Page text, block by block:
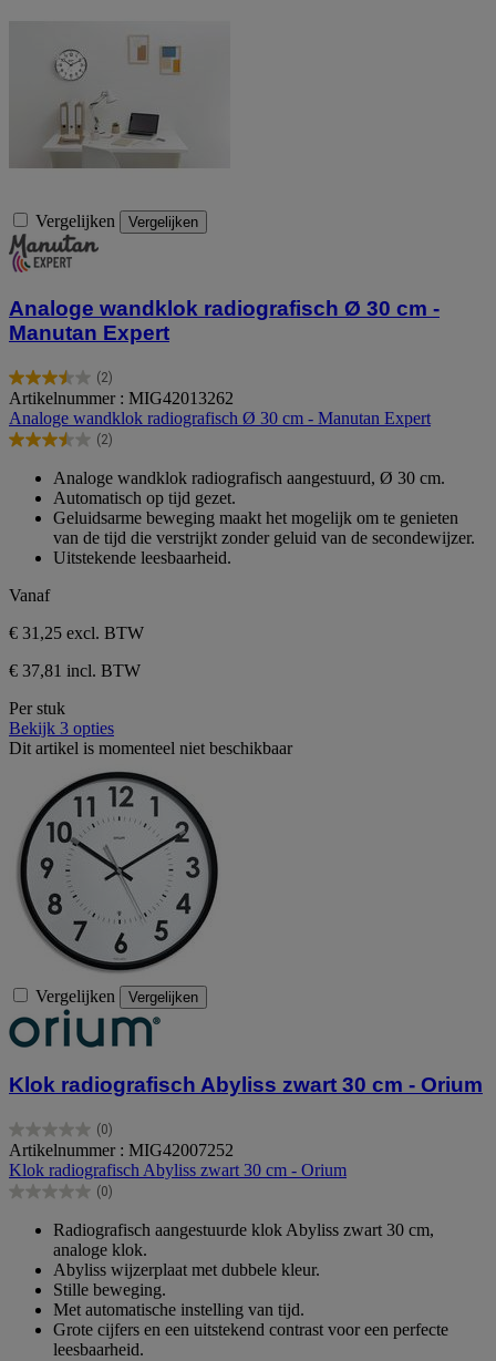
Vergelijken Vergelijken
Analoge wandklok radiografisch Ø 30 cm -
Manutan Expert
(2)
3.5
van
de
5
beoordelingen
Artikelnummer : MIG42013262
Analoge wandklok radiografisch Ø 30 cm - Manutan Expert
(2)
3.5
sterren.
beoordelingen
Analoge wandklok radiografisch aangestuurd, Ø 30 cm.
Automatisch op tijd gezet.
Geluidsarme beweging maakt het mogelijk om te genieten
van de tijd die verstrijkt zonder geluid van de secondewijzer.
Uitstekende leesbaarheid.
Vanaf
€ 31,25 excl. BTW
€ 37,81 incl. BTW
Per stuk
Bekijk 3 opties
Dit artikel is momenteel niet beschikbaar
Vergelijken Vergelijken
Klok radiografisch Abyliss zwart 30 cm - Orium
(0)
0.0
van
de
5
Artikelnummer : MIG42007252
Klok radiografisch Abyliss zwart 30 cm - Orium
(0)
0.0
sterren.
Radiografisch aangestuurde klok Abyliss zwart 30 cm,
analoge klok.
Abyliss wijzerplaat met dubbele kleur.
Stille beweging.
Met automatische instelling van tijd.
Grote cijfers en een uitstekend contrast voor een perfecte
leesbaarheid.